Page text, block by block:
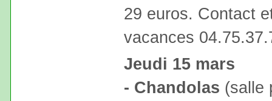
29 euros. Contact
vacances
Jeudi 15 mars
- Chandolas (salle